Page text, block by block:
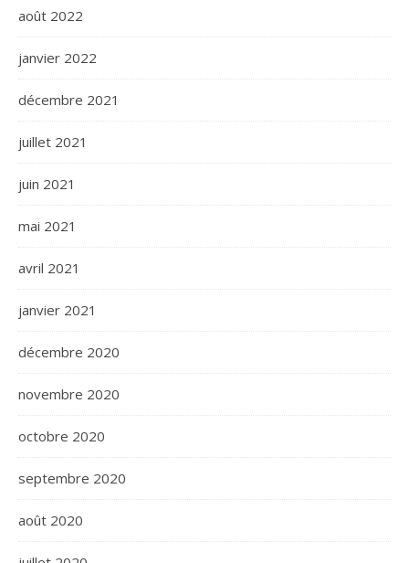
août 2022
janvier 2022
décembre 2021
juillet 2021
juin 2021
mai 2021
avril 2021
janvier 2021
décembre 2020
novembre 2020
octobre 2020
septembre 2020
août 2020